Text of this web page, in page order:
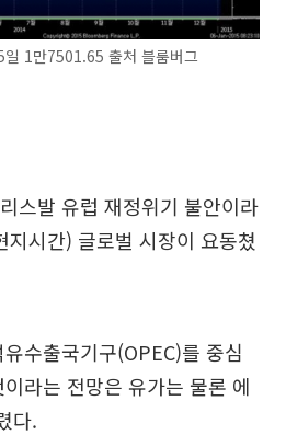
1만7501.65 출처 블룸버그
스발 유럽 재정위기 불안이라
지시간) 글로벌 시장이 요동쳤
수출국기구(OPEC)를 중심
라는 전망은 유가는 물론 에
다.